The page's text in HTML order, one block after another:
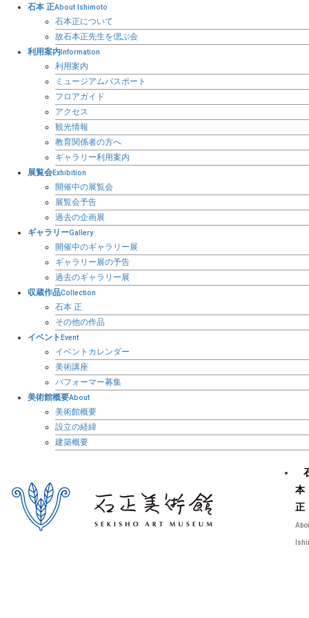
石本 正About Ishimoto
石本正について
故石本正先生を偲ぶ会
利用案内 Information
利用案内
ミュージアムパスポート
フロアガイド
アクセス
観光情報
教育関係者の方へ
ギャラリー利用案内
展覧会Exhibition
開催中の展覧会
展覧会予告
過去の企画展
ギャラリーGallery
開催中のギャラリー展
ギャラリー展の予告
過去のギャラリー展
収蔵作品Collection
石本 正
その他の作品
イベント Event
イベントカレンダー
美術講座
パフォーマー募集
美術館概要About
美術館概要
設立の経緯
建築概要
本
正